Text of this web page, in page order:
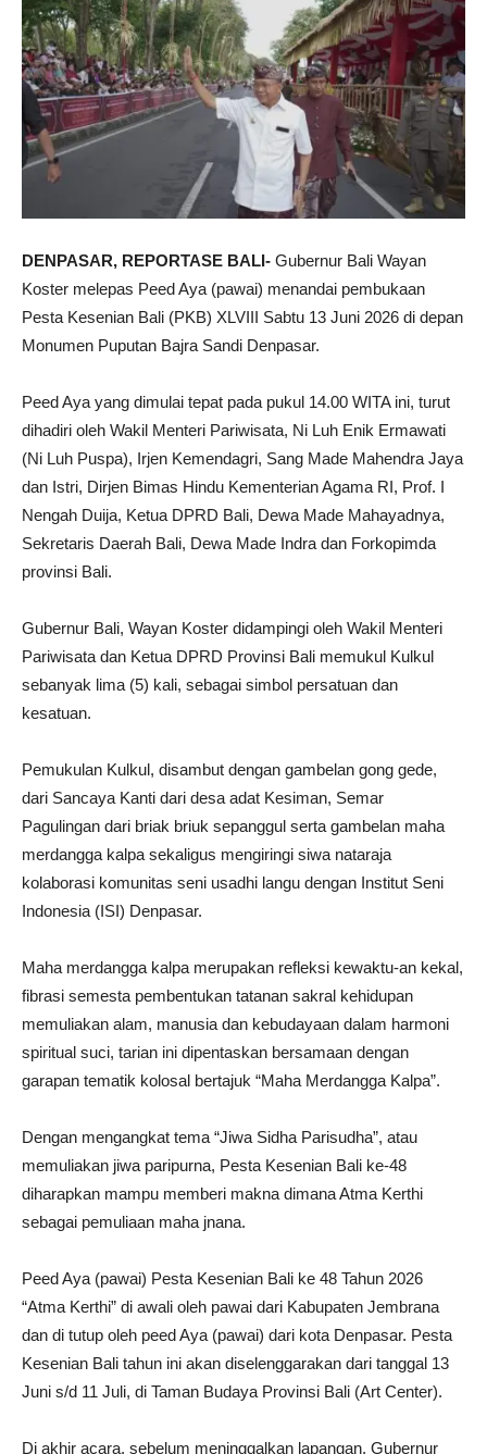
DENPASAR, REPORTASE BALI- Gubernur Bali Wayan
Koster melepas Peed Aya (pawai) menandai pembukaan
Pesta Kesenian Bali (PKB) XLVIII Sabtu 13 Juni 2026 di depan
Monumen Puputan Bajra Sandi Denpasar.
Peed Aya yang dimulai tepat pada pukul 14.00 WITA ini, turut
dihadiri oleh Wakil Menteri Pariwisata, Ni Luh Enik Ermawati
(Ni Luh Puspa), Irjen Kemendagri, Sang Made Mahendra Jaya
dan Istri, Dirjen Bimas Hindu Kementerian Agama RI, Prof. I
Nengah Duija, Ketua DPRD Bali, Dewa Made Mahayadnya,
Sekretaris Daerah Bali, Dewa Made Indra dan Forkopimda
provinsi Bali.
Gubernur Bali, Wayan Koster didampingi oleh Wakil Menteri
Pariwisata dan Ketua DPRD Provinsi Bali memukul Kulkul
sebanyak lima (5) kali, sebagai simbol persatuan dan
kesatuan.
Pemukulan Kulkul, disambut dengan gambelan gong gede,
dari Sancaya Kanti dari desa adat Kesiman, Semar
Pagulingan dari briak briuk sepanggul serta gambelan maha
merdangga kalpa sekaligus mengiringi siwa nataraja
kolaborasi komunitas seni usadhi langu dengan Institut Seni
Indonesia (ISI) Denpasar.
Maha merdangga kalpa merupakan refleksi kewaktu-an kekal,
fibrasi semesta pembentukan tatanan sakral kehidupan
memuliakan alam, manusia dan kebudayaan dalam harmoni
spiritual suci, tarian ini dipentaskan bersamaan dengan
garapan tematik kolosal bertajuk “Maha Merdangga Kalpa”.
Dengan mengangkat tema “Jiwa Sidha Parisudha”, atau
memuliakan jiwa paripurna, Pesta Kesenian Bali ke-48
diharapkan mampu memberi makna dimana Atma Kerthi
sebagai pemuliaan maha jnana.
Peed Aya (pawai) Pesta Kesenian Bali ke 48 Tahun 2026
“Atma Kerthi” di awali oleh pawai dari Kabupaten Jembrana
dan di tutup oleh peed Aya (pawai) dari kota Denpasar. Pesta
Kesenian Bali tahun ini akan diselenggarakan dari tanggal 13
Juni s/d 11 Juli, di Taman Budaya Provinsi Bali (Art Center).
Di akhir acara, sebelum meninggalkan lapangan, Gubernur